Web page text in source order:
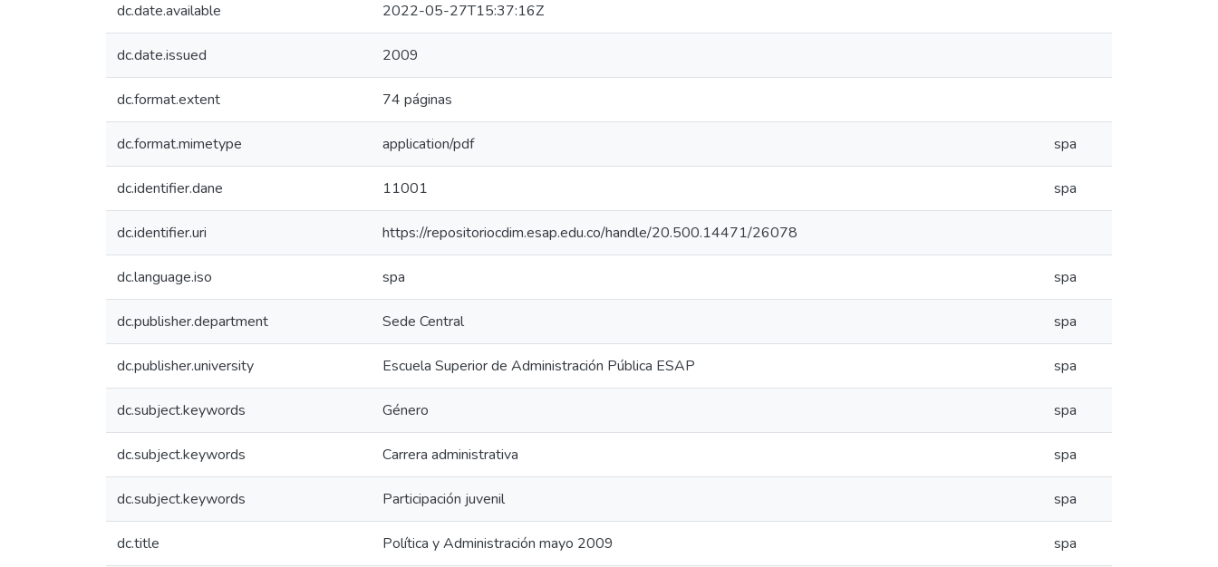
dc.date.available 2022-05-27T15:37:16Z
dc.date.issued 2009
dc.format.extent 74 páginas
dc.format.mimetype application/pdf spa
dc.identifier.dane 11001 spa
dc.identifier.uri https://repositoriocdim.esap.edu.co/handle/20.500.14471/26078
dc.language.iso spa spa
dc.publisher.department Sede Central spa
dc.publisher.university Escuela Superior de Administración Pública ESAP spa
dc.subject.keywords Género spa
dc.subject.keywords Carrera administrativa spa
dc.subject.keywords Participación juvenil spa
dc.title Política y Administración mayo 2009 spa